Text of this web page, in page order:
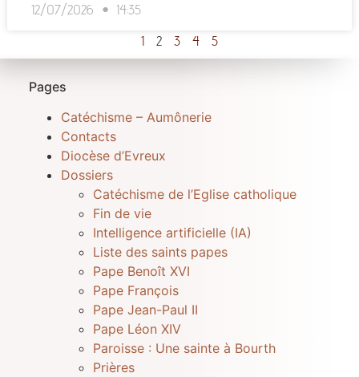
12/07/2026
14:35
1
2 3 4 5
Pages
Catéchisme – Aumônerie
Contacts
Diocèse d’Evreux
Dossiers
Catéchisme de l’Eglise catholique
Fin de vie
Intelligence artificielle (IA)
Liste des saints papes
Pape Benoît XVI
Pape François
Pape Jean-Paul II
Pape Léon XIV
Paroisse : Une sainte à Bourth
Prières